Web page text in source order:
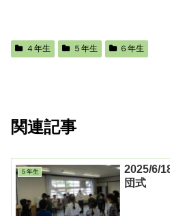
４年生 ５年生 ６年生
関連記事
５年生
2025/6/
団式